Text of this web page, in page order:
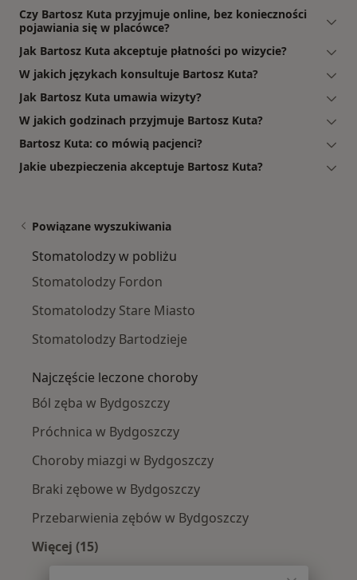
Czy Bartosz Kuta przyjmuje online, bez konieczności
pojawiania się w placówce?
Jak Bartosz Kuta akceptuje płatności po wizycie?
W jakich językach konsultuje Bartosz Kuta?
Jak Bartosz Kuta umawia wizyty?
W jakich godzinach przyjmuje Bartosz Kuta?
Bartosz Kuta: co mówią pacjenci?
Jakie ubezpieczenia akceptuje Bartosz Kuta?
Powiązane wyszukiwania
Stomatolodzy w pobliżu
Stomatolodzy Fordon
Stomatolodzy Stare Miasto
Stomatolodzy Bartodzieje
Najczęście leczone choroby
Ból zęba w Bydgoszczy
Próchnica w Bydgoszczy
Choroby miazgi w Bydgoszczy
Braki zębowe w Bydgoszczy
Przebarwienia zębów w Bydgoszczy
Więcej (15)